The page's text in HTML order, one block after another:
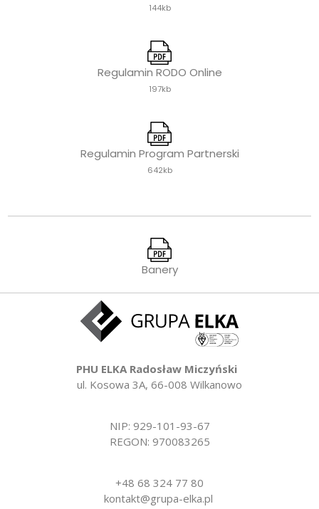
144kb
Regulamin RODO Online
197kb
Regulamin Program Partnerski
642kb
Banery
PHU ELKA Radosław Miczyński
ul. Kosowa 3A, 66-008 Wilkanowo
NIP: 929-101-93-67
REGON: 970083265
+48 68 324 77 80
kontakt@grupa-elka.pl